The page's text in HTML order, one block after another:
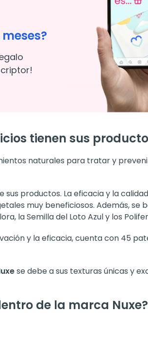
tienen sus
naturales para tratar y
sus productos. La eficacia y la
muy beneficiosos. Además, se
la Semilla del Loto Azul y los
y la eficacia, cuenta con 45
se debe a sus texturas únicas y
de la marca Nuxe?